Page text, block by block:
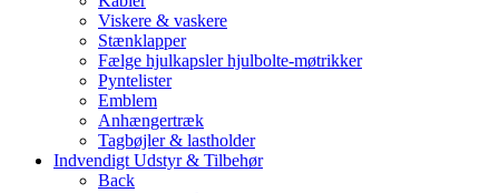
Viskere & vaskere
Stænklapper
Fælge hjulkapsler hjulbolte-møtrikker
Pyntelister
Emblem
Anhængertræk
Tagbøjler & lastholder
Indvendigt Udstyr & Tilbehør
Back